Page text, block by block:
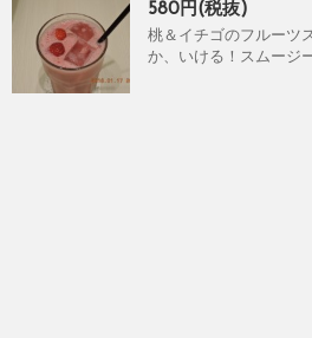
580円(税抜)
桃＆イチゴのフルーツ
か、いける！スムージ